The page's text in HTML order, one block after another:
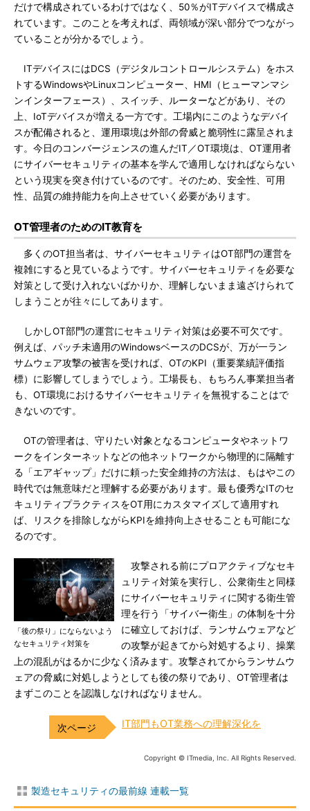
だけで構成されているわけではなく、50％がITデバイスで構成さ
れています。このことを考えれば、両領域が深い部分でつながっ
ていることが分かるでしょう。
ITデバイスにはDCS（デジタルコントロールシステム）をホス
トするWindowsやLinuxコンピューター、HMI（ヒューマンマシ
ンインターフェース）、スイッチ、ルーターなどがあり、その
上、IoTデバイスが増える一方です。工場内にこのようなデバイ
スが配備されると、運用環境は外部の脅威と脆弱性に露呈されま
す。今日のコンバージェンスの進んだIT／OT環境は、OT運用者
にサイバーセキュリティの基本を学んで適用しなければならない
という現実を突き付けているのです。そのため、安全性、可用
性、品質の維持能力を向上させていく必要があります。
OT管理者のためのIT教育を
多くのOT担当者は、サイバーセキュリティはOT部門の運営を
複雑にすると見ているようです。サイバーセキュリティを必要な
対策として受け入れないばかりか、理解しないまま遠ざけられて
しまうことが往々にしてあります。
しかしOT部門の運営にセキュリティ対策は必要不可欠です。
例えば、パッチ未適用のWindowsベースのDCSが、万が一ラン
サムウェア攻撃の被害を受ければ、OTのKPI（重要業績評価指
標）に影響してしまうでしょう。工場長も、もちろん事業担当者
も、OT環境におけるサイバーセキュリティを無視することはで
きないのです。
OTの管理者は、守りたい対象となるコンピュータやネットワ
ークをインターネットなどの他ネットワークから物理的に隔離す
る「エアギャップ」だけに頼った安全維持の方法は、もはやこの
時代では無意味だと理解する必要があります。最も優秀なITのセ
キュリティプラクティスをOT用にカスタマイズして適用すれ
ば、リスクを排除しながらKPIを維持向上させることも可能にな
るのです。
「後の祭り」にならないよう
なセキュリティ対策を
攻撃される前にプロアクティブなセキ
ュリティ対策を実行し、公衆衛生と同様
にサイバーセキュリティに関する衛生管
理を行う「サイバー衛生」の体制を十分
に確立しておけば、ランサムウェアなど
の攻撃が起きてから対処するより、操業
上の混乱がはるかに少なく済みます。攻撃されてからランサムウ
ェアの脅威に対処しようとしても後の祭りであり、OT管理者は
まずこのことを認識しなければなりません。
IT部門もOT業務への理解深化を
Copyright © ITmedia, Inc. All Rights Reserved.
製造セキュリティの最前線 連載一覧